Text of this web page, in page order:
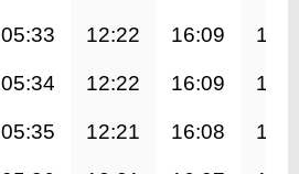
05:33 12:22 16:09
05:34 12:22 16:09
05:35 12:21 16:08